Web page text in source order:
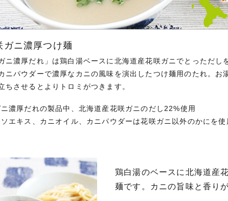
ニ濃厚つけ麺
ニ濃厚だれ」は鶏白湯ベースに北海道産花咲ガニでとっただ
ニパウダーで濃厚なカニの風味を演出したつけ麺用のたれ。お
ちさせるとよりトロミがつきます。
濃厚だれの製品中、北海道産花咲ガニのだし22%使用
エキス、カニオイル、カニパウダーは花咲ガニ以外のかにを使
鶏白湯のベースに北海道産
麺です。カニの旨味と香り